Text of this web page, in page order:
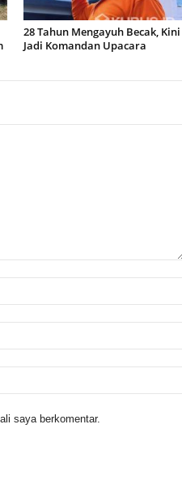
28 Tahun Mengayuh Becak, Kini
Jadi Komandan Upacara
saya berkomentar.